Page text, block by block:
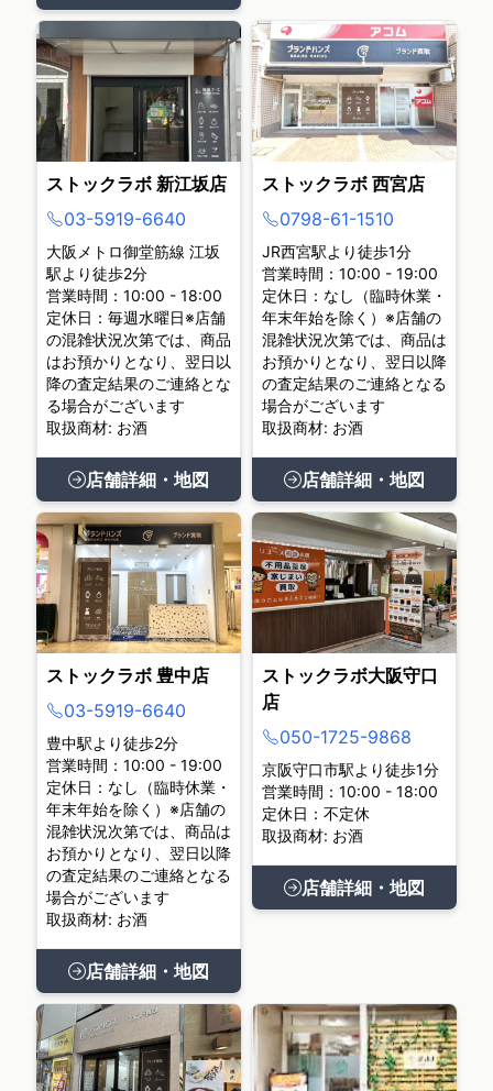
ストックラボ 新江坂店
03-5919-6640
大阪メトロ御堂筋線 江坂
駅より徒歩2分
営業時間：10:00 - 18:00
定休日：毎週水曜日※店舗
の混雑状況次第では、商品
はお預かりとなり、翌日以
降の査定結果のご連絡とな
る場合がございます
取扱商材: お酒
店舗詳細・地図
ストックラボ 西宮店
0798-61-1510
JR西宮駅より徒歩1分
営業時間：10:00 - 19:00
定休日：なし（臨時休業・
年末年始を除く）※店舗の
混雑状況次第では、商品は
お預かりとなり、翌日以降
の査定結果のご連絡となる
場合がございます
取扱商材: お酒
店舗詳細・地図
ストックラボ 豊中店
03-5919-6640
豊中駅より徒歩2分
営業時間：10:00 - 19:00
定休日：なし（臨時休業・
年末年始を除く）※店舗の
混雑状況次第では、商品は
お預かりとなり、翌日以降
の査定結果のご連絡となる
場合がございます
取扱商材: お酒
店舗詳細・地図
ストックラボ大阪守口
店
050-1725-9868
京阪守口市駅より徒歩1分
営業時間：10:00 - 18:00
定休日：不定休
取扱商材: お酒
店舗詳細・地図